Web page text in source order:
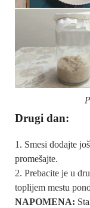
Drugi dan:
Smesi dodajte
promešajte.
Prebacite je u
toplijem mestu
NAPOMENA: